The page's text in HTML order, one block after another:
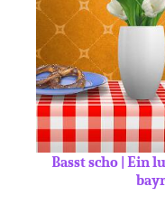
Basst scho | Ein